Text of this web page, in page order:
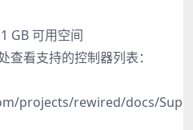
GB 可用空间
查看支持的控制器列表：
projects/rewired/docs/